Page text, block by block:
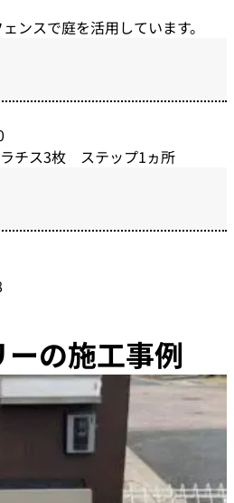
ンスで庭を活用しています。
ス3枚 ステップ1ヵ所
の施工事例